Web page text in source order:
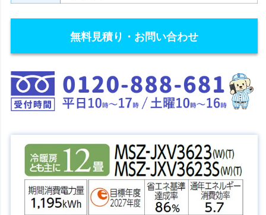
無料見積り・お問い合わせ